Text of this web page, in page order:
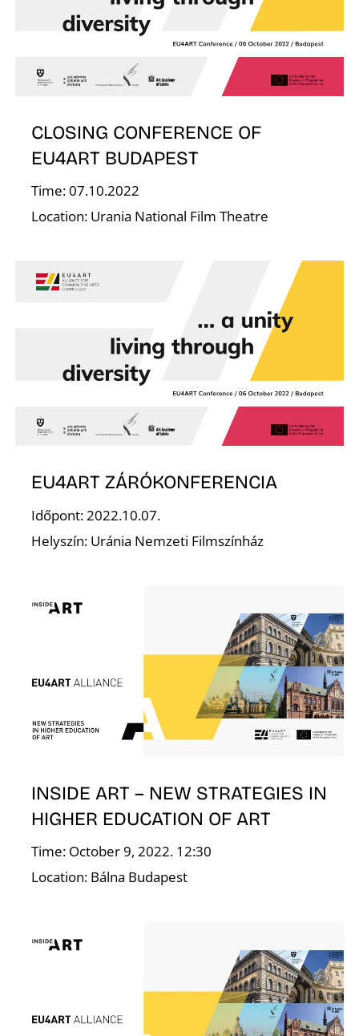
CLOSING CONFERENCE OF
EU4ART BUDAPEST
Time: 07.10.2022
Location: Urania National Film Theatre
EU4ART ZÁRÓKONFERENCIA
Időpont: 2022.10.07.
Helyszín: Uránia Nemzeti Filmszínház
INSIDE ART – NEW STRATEGIES IN
HIGHER EDUCATION OF ART
Time: October 9, 2022. 12:30
Location: Bálna Budapest